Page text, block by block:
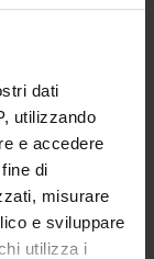
dati
utilizzando
e accedere
di
misurare
e sviluppare
utilizza i
presented.
ones each of